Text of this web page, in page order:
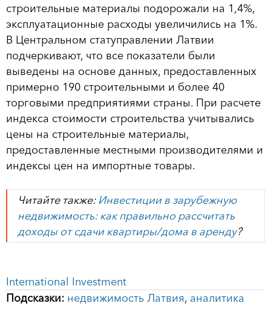
строительные материалы подорожали на 1,4%,
эксплуатационные расходы увеличились на 1%.
В Центральном статуправлении Латвии
подчеркивают, что все показатели были
выведены на основе данных, предоставленных
примерно 190 строительными и более 40
торговыми предприятиями страны. При расчете
индекса стоимости строительства учитывались
цены на строительные материалы,
предоставленные местными производителями и
индексы цен на импортные товары.
Читайте также:Инвестиции в зарубежную
недвижимость: как правильно рассчитать
доходы от сдачи квартиры/дома в аренду?
International Investment
Подсказки: недвижимость Латвия, аналитика